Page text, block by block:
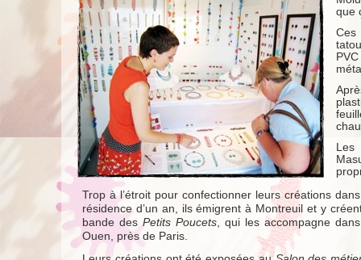
que
Ces
Les
Trop à l’étroit pour confectionner leurs créations
résidence d’un an, ils émigrent à Montreuil et y
bande des Petits Poucets, qui les accompagne
Ouen, près de Paris.